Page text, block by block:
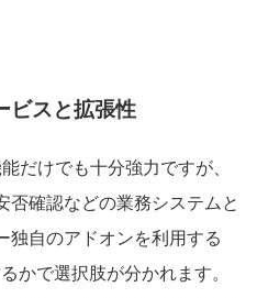
ビスと拡張性
だけでも十分強力ですが、
否確認などの業務システムと
独自のアドオンを利用する
かで選択肢が分かれます。